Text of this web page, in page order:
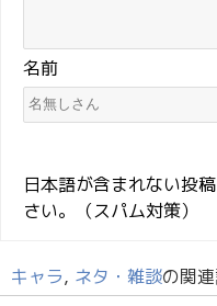
名前
日本語が含まれない投
さい。（スパム対策）
キャラ, ネタ・雑談の関